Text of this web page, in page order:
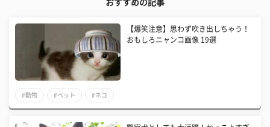
おすすめの記事
【爆笑注意】思わず吹き出しちゃう！
おもしろニャンコ画像 19選
#動物 #ペット #ネコ